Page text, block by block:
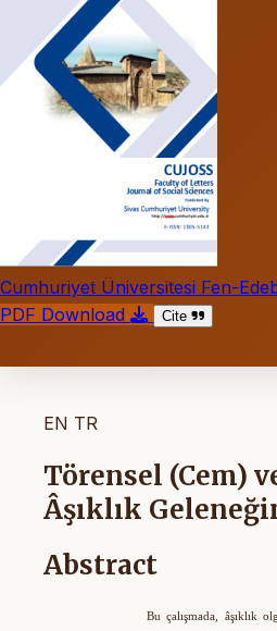
Cumhuriyet Üniversitesi Fen-
PDF Download
Cite
EN TR
Törensel (Cem)
Âşıklık
Abstract
Bu çalışmada, âşıklık